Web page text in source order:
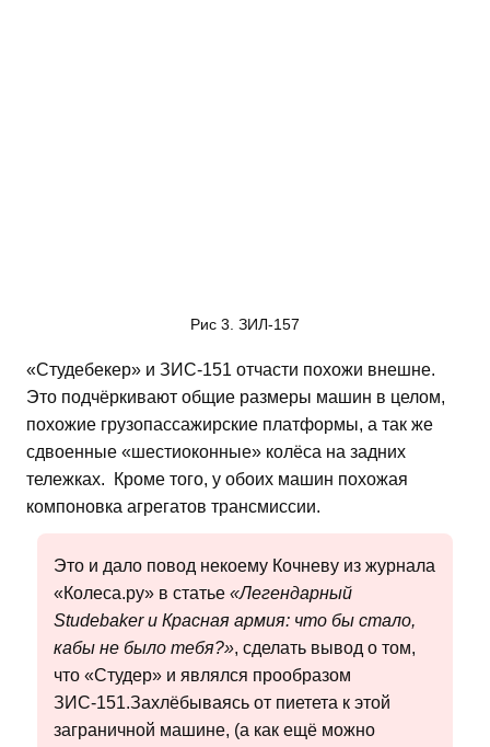
Рис 3. ЗИЛ-157
«Студебекер» и ЗИС-151 отчасти похожи внешне.
Это подчёркивают общие размеры машин в целом,
похожие грузопассажирские платформы, а так же
сдвоенные «шестиоконные» колёса на задних
тележках. Кроме того, у обоих машин похожая
компоновка агрегатов трансмиссии.
Это и дало повод некоему Кочневу из журнала
«Колеса.ру» в статье «Легендарный
Studebaker и Красная армия: что бы стало,
кабы не было тебя?», сделать вывод о том,
что «Студер» и являлся прообразом
ЗИС-151.Захлёбываясь от пиетета к этой
заграничной машине, (а как ещё можно